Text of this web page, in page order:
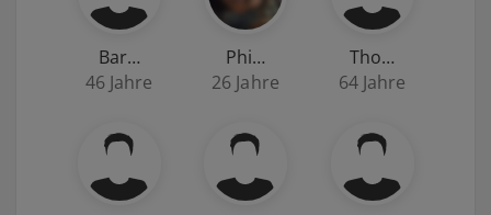
Bar…
46 Jahre
Phi…
26 Jahre
Tho…
64 Jahre